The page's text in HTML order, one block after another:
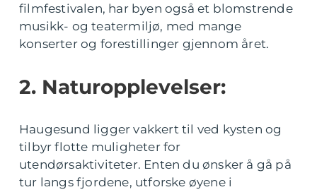
filmfestivalen, har byen også et blomstrende
musikk- og teatermiljø, med mange
konserter og forestillinger gjennom året.
2. Naturopplevelser:
Haugesund ligger vakkert til ved kysten og
tilbyr flotte muligheter for
utendørsaktiviteter. Enten du ønsker å gå på
tur langs fjordene, utforske øyene i